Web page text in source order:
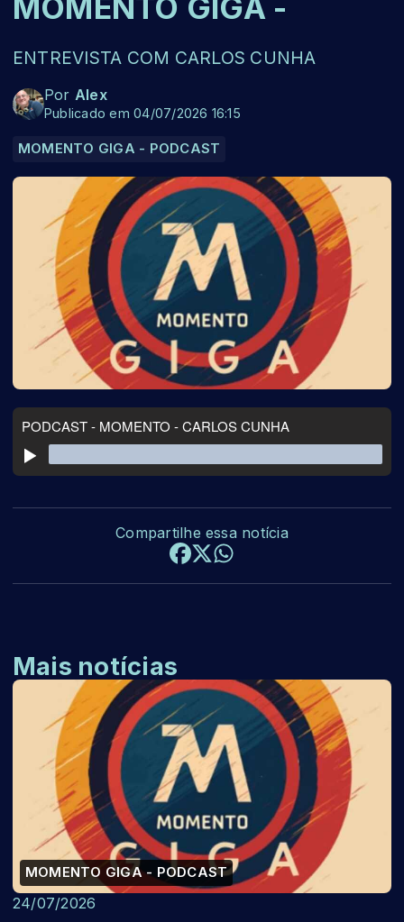
MOMENTO GIGA -
ENTREVISTA COM CARLOS CUNHA
Por Alex
Publicado em 04/07/2026 16:15
MOMENTO GIGA - PODCAST
Compartilhe essa notícia
Mais notícias
MOMENTO GIGA - PODCAST
24/07/2026